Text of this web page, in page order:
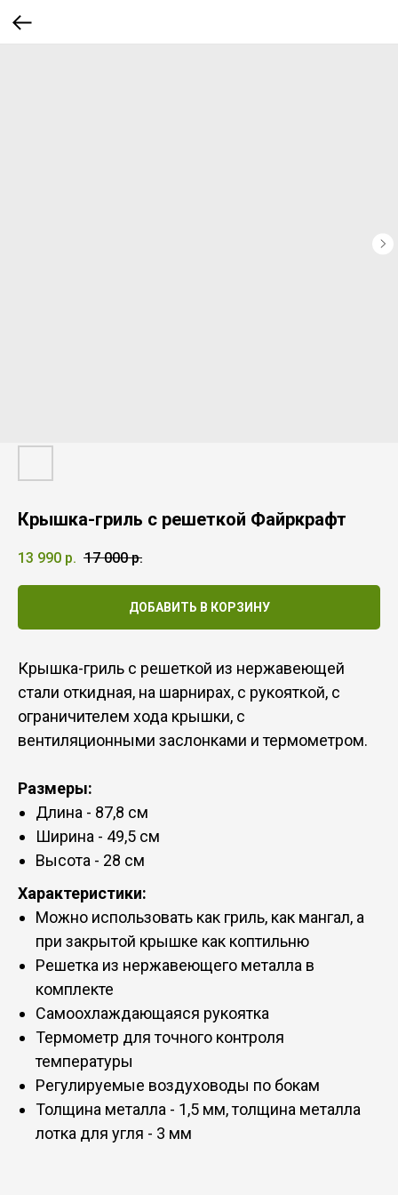
Крышка-гриль с решеткой Файркрафт
13 990 р. 17 000 р.
ДОБАВИТЬ В КОРЗИНУ
Крышка-гриль с решеткой из нержавеющей
стали откидная, на шарнирах, с рукояткой, с
ограничителем хода крышки, с
вентиляционными заслонками и термометром.
Размеры:
Длина - 87,8 см
Ширина - 49,5 см
Высота - 28 см
Характеристики:
Можно использовать как гриль, как мангал, а
при закрытой крышке как коптильню
Решетка из нержавеющего металла в
комплекте
Самоохлаждающаяся рукоятка
Термометр для точного контроля
температуры
Регулируемые воздуховоды по бокам
Толщина металла - 1,5 мм, толщина металла
лотка для угля - 3 мм